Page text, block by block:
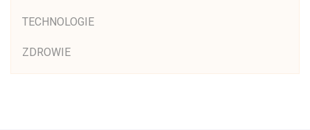
TECHNOLOGIE
ZDROWIE